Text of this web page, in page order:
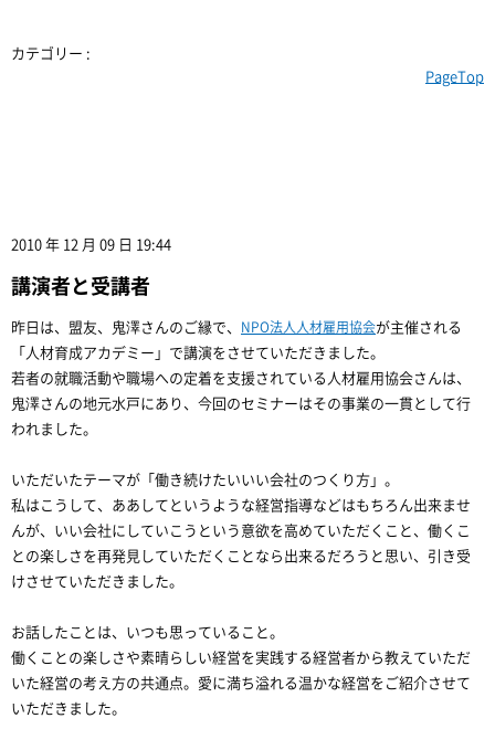
カテゴリー :
PageTop
2010 年 12 月 09 日 19:44
講演者と受講者
昨日は、盟友、鬼澤さんのご縁で、 NPO法人人材雇用協会が主催される
「人材育成アカデミー」で講演をさせていただきました。
若者の就職活動や職場への定着を支援されている人材雇用協会さんは、
鬼澤さんの地元水戸にあり、今回のセミナーはその事業の一貫として行
われました。
いただいたテーマが「働き続けたいいい会社のつくり方」。
私はこうして、ああしてというような経営指導などはもちろん出来ませ
んが、いい会社にしていこうという意欲を高めていただくこと、働くこ
との楽しさを再発見していただくことなら出来るだろうと思い、引き受
けさせていただきました。
お話したことは、いつも思っていること。
働くことの楽しさや素晴らしい経営を実践する経営者から教えていただ
いた経営の考え方の共通点。愛に満ち溢れる温かな経営をご紹介させて
いただきました。